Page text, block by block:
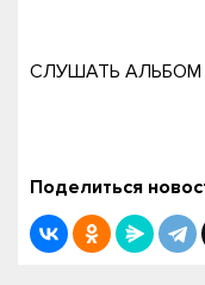
​СЛУШАТЬ АЛЬБОМ в
Поделиться